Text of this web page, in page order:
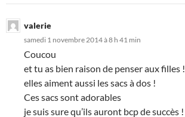
valerie
samedi 1 novembre 2014 à 8 h 41 min
Coucou
et tu as bien raison de penser aux filles !
elles aiment aussi les sacs à dos !
Ces sacs sont adorables
je suis sure qu’ils auront bcp de succès !